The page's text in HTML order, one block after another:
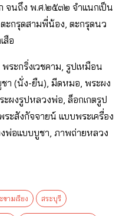
จนถึง พ.ศ.๒๕๓๒ จำแนกเป็น
ะกรุดสามพี่น้อง, ตะกรุดนว
สือ
ะกริ่งเวชคาม, รูปเหมือน
า (นั่ง-ยืน), มีดหมอ, พระผง
ผงรูปหลวงพ่อ, ล็อกเกตรูป
ะสังกัจจายน์ แบบพระเครื่อง
พ่อแบบบูชา, ภาพถ่ายหลวง
ามเรียง สระบุรี